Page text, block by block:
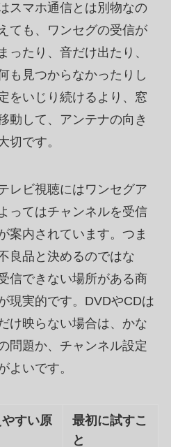
スマホ通信とは別物なの
ても、ワンセグの受信が
ったり、音だけ出たり、
も見つからなかったりし
をいじり続けるより、窓
動して、アンテナの向き
切です。
レビ視聴にはワンセグア
ってはチャンネルを受信
案内されています。つま
良品と決めるのではな
信できない場所がある商
現実的です。DVDやCDは
け映らない場合は、かな
問題か、チャンネル設定
よいです。
すい原
最初に試すこ
と